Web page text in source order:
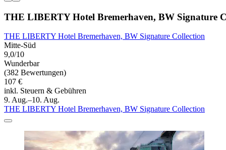
THE LIBERTY Hotel Bremerhaven, BW Signature
THE LIBERTY Hotel Bremerhaven, BW Signature Collection
Mitte-Süd
9,0/10
Wunderbar
(382 Bewertungen)
107 €
inkl. Steuern & Gebühren
9. Aug.–10. Aug.
THE LIBERTY Hotel Bremerhaven, BW Signature Collection